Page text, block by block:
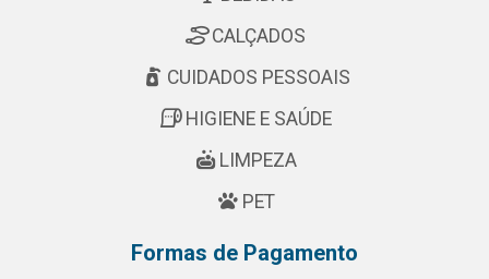
CALÇADOS
CUIDADOS PESSOAIS
HIGIENE E SAÚDE
LIMPEZA
PET
Formas de Pagamento